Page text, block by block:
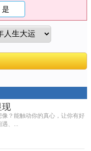
是
现
？能触动你的真心，让你有好
、...